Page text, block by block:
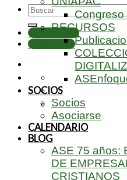
CONTACTA
hazte socio
Congreso
RECURSOS
SOCIOS
Socios
Asociarse
CALENDARIO
BLOG
ASE 75 años:
DE